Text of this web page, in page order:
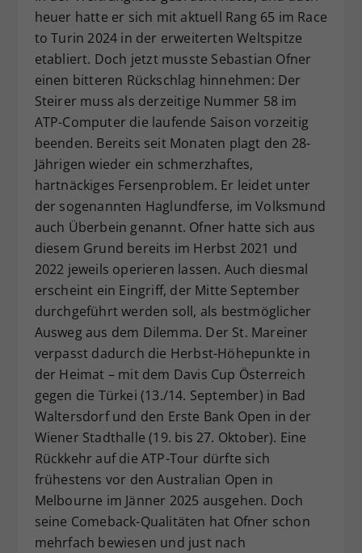
heuer hatte er sich mit aktuell Rang 65 im Race
to Turin 2024 in der erweiterten Weltspitze
etabliert. Doch jetzt musste Sebastian Ofner
einen bitteren Rückschlag hinnehmen: Der
Steirer muss als derzeitige Nummer 58 im
ATP-Computer die laufende Saison vorzeitig
beenden. Bereits seit Monaten plagt den 28-
Jährigen wieder ein schmerzhaftes,
hartnäckiges Fersenproblem. Er leidet unter
der sogenannten Haglundferse, im Volksmund
auch Überbein genannt. Ofner hatte sich aus
diesem Grund bereits im Herbst 2021 und
2022 jeweils operieren lassen. Auch diesmal
erscheint ein Eingriff, der Mitte September
durchgeführt werden soll, als bestmöglicher
Ausweg aus dem Dilemma. Der St. Mareiner
verpasst dadurch die Herbst-Höhepunkte in
der Heimat – mit dem Davis Cup Österreich
gegen die Türkei (13./14. September) in Bad
Waltersdorf und den Erste Bank Open in der
Wiener Stadthalle (19. bis 27. Oktober). Eine
Rückkehr auf die ATP-Tour dürfte sich
frühestens vor den Australian Open in
Melbourne im Jänner 2025 ausgehen. Doch
seine Comeback-Qualitäten hat Ofner schon
mehrfach bewiesen und just nach
Zweck
Dieser Wert speichert Ihre Consent-
Einstellungen. Unter anderem eine
zufällig generierte ID, für die
historische Speicherung Ihrer
vorgenommen Einstellungen, falls der
Webseiten-Betreiber dies eingestellt
hat.